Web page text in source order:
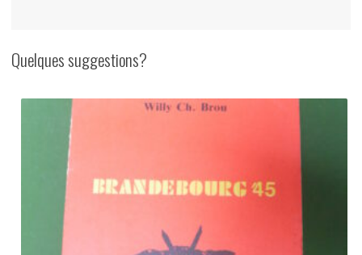
Stadsbestuur
Oostende,
Quelques suggestions?